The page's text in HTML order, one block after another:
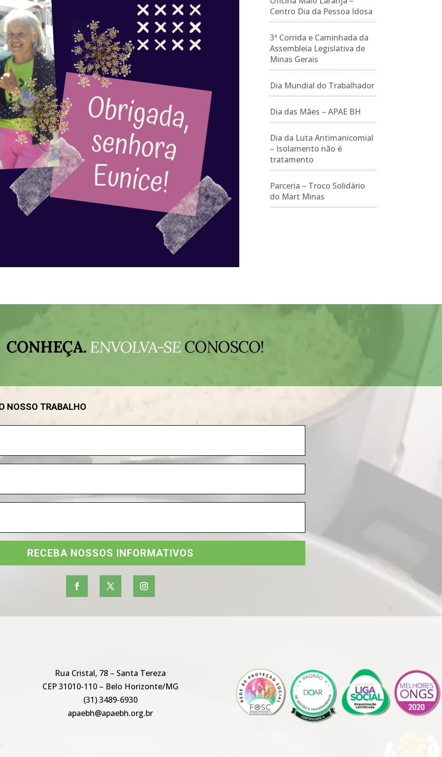
Centro Dia da Pessoa Idosa
3ª Corrida e Caminhada da
Assembleia Legislativa de
Minas Gerais
Dia Mundial do Trabalhador
Dia das Mães – APAE BH
Dia da Luta Antimanicomial
– Isolamento não é
tratamento
Parceria – Troco Solidário
do Mart Minas
CONHEÇA.ENVOLVA-SE CONOSCO!
NOSSO TRABALHO
RECEBA NOSSOS INFORMATIVOS
Rua Cristal, 78 – Santa Tereza
CEP 31010-110 – Belo Horizonte/MG
(31) 3489-6930
apaebh@apaebh.org.br